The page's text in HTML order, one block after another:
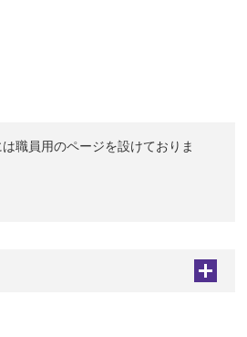
職員用のページを設けておりま
+